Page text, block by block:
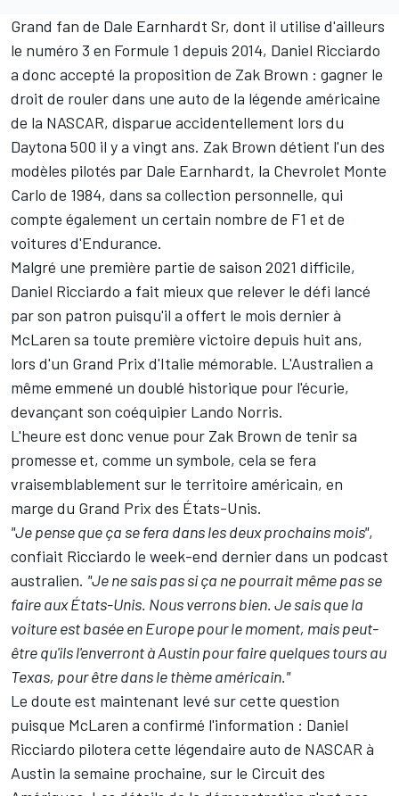
Grand fan de Dale Earnhardt Sr, dont il utilise d'ailleurs
le numéro 3 en Formule 1 depuis 2014, Daniel Ricciardo
a donc accepté la proposition de Zak Brown : gagner le
droit de rouler dans une auto de la légende américaine
de la NASCAR, disparue accidentellement lors du
Daytona 500 il y a vingt ans. Zak Brown détient l'un des
modèles pilotés par Dale Earnhardt, la Chevrolet Monte
Carlo de 1984, dans sa collection personnelle, qui
compte également un certain nombre de F1 et de
voitures d'Endurance.
Malgré une première partie de saison 2021 difficile,
Daniel Ricciardo a fait mieux que relever le défi lancé
par son patron puisqu'il a offert le mois dernier à
McLaren sa toute première victoire depuis huit ans,
lors d'un Grand Prix d'Italie mémorable. L'Australien a
même emmené un doublé historique pour l'écurie,
devançant son coéquipier Lando Norris.
L'heure est donc venue pour Zak Brown de tenir sa
promesse et, comme un symbole, cela se fera
vraisemblablement sur le territoire américain, en
marge du Grand Prix des États-Unis.
"Je pense que ça se fera dans les deux prochains mois",
confiait Ricciardo le week-end dernier dans un podcast
australien. "Je ne sais pas si ça ne pourrait même pas se
faire aux États-Unis. Nous verrons bien. Je sais que la
voiture est basée en Europe pour le moment, mais peut-
être qu'ils l'enverront à Austin pour faire quelques tours au
Texas, pour être dans le thème américain."
Le doute est maintenant levé sur cette question
puisque McLaren a confirmé l'information : Daniel
Ricciardo pilotera cette légendaire auto de NASCAR à
Austin la semaine prochaine, sur le Circuit des